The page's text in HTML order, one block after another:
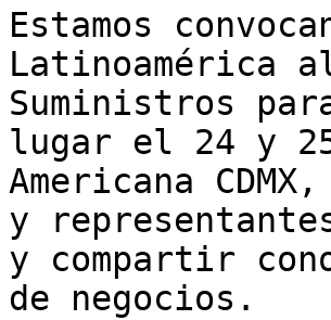
Estamos
Latinoamérica
Suministros
lugar el 24 y
Americana
y
y compartir
de negocios.